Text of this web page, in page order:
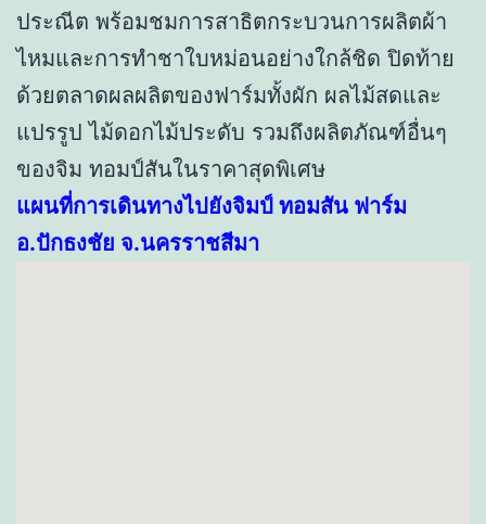
ประณีต พร้อมชมการสาธิตกระบวนการผลิตผ้า
ไหมและการทำชาใบหม่อนอย่างใกล้ชิด ปิดท้าย
ด้วยตลาดผลผลิตของฟาร์มทั้งผัก ผลไม้สดและ
แปรรูป ไม้ดอกไม้ประดับ รวมถึงผลิตภัณฑ์อื่นๆ
ของจิม ทอมป์สันในราคาสุดพิเศษ
แผนที่การเดินทางไปยังจิมป์ ทอมสัน ฟาร์ม
อ.ปักธงชัย จ.นครราชสีมา